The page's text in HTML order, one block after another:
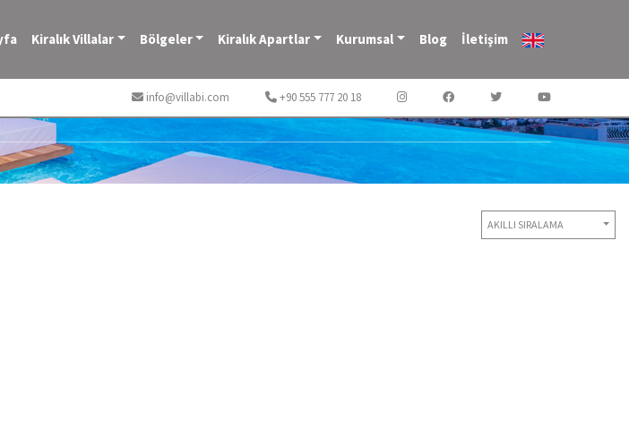
Kiralık Villalar Bölgeler Kiralık Apartlar Kurumsal Blog İletişim
info@villabi.com +90 555 777 20 18
AKILLI SIRALAMA